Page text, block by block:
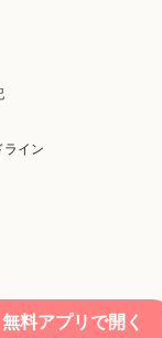
ライン
無料アプリで開く